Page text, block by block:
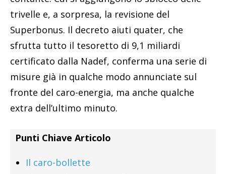
trivelle e, a sorpresa, la revisione del
Superbonus. Il decreto aiuti quater, che
sfrutta tutto il tesoretto di 9,1 miliardi
certificato dalla Nadef, conferma una serie di
misure già in qualche modo annunciate sul
fronte del caro-energia, ma anche qualche
extra dell’ultimo minuto.
Punti Chiave Articolo
Il caro-bollette